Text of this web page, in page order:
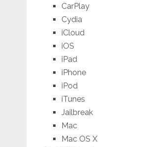
CarPlay
Cydia
iCloud
iOS
iPad
iPhone
iPod
iTunes
Jailbreak
Mac
Mac OS X